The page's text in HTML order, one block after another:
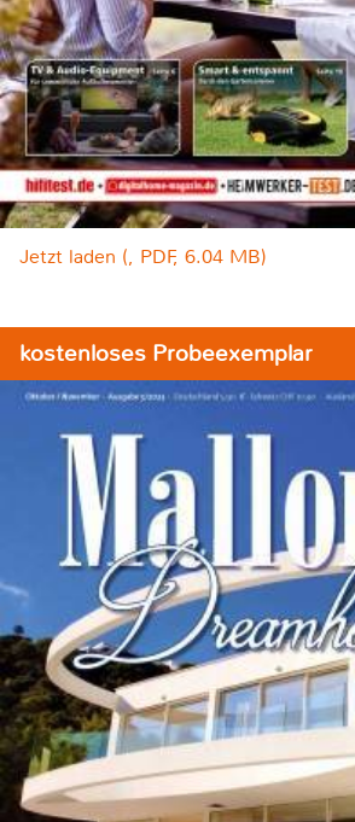
Jetzt laden (, PDF, 6.04 MB)
kostenloses Probeexemplar